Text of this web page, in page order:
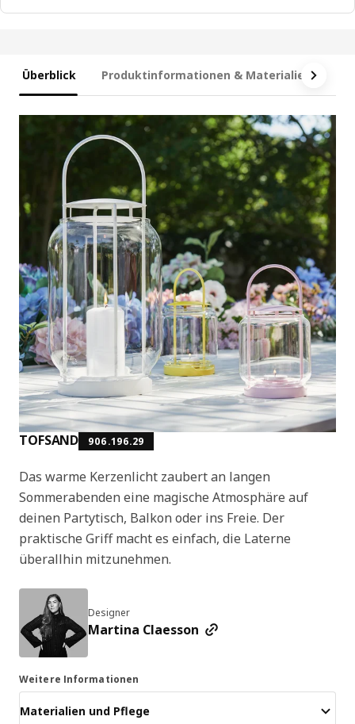
Überblick Produktinformationen & Materialien
TOFSAND 906.196.29
Das warme Kerzenlicht zaubert an langen
Sommerabenden eine magische Atmosphäre auf
deinen Partytisch, Balkon oder ins Freie. Der
praktische Griff macht es einfach, die Laterne
überallhin mitzunehmen.
Designer
Martina Claesson
Weitere Informationen
Materialien und Pflege